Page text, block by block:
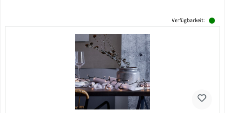
Verfügbarkeit: